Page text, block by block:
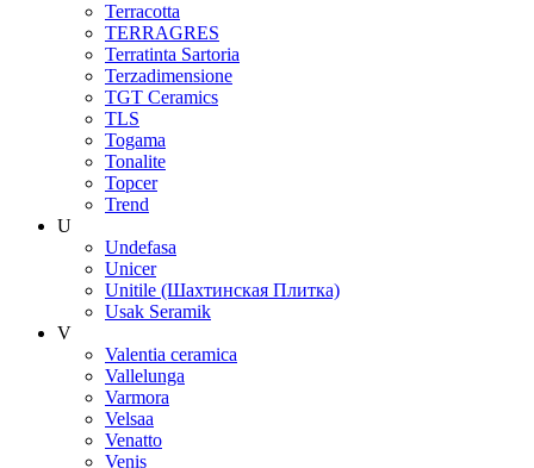
Terracotta
TERRAGRES
Terratinta Sartoria
Terzadimensione
TGT Ceramics
TLS
Togama
Tonalite
Topcer
Trend
U
Undefasa
Unicer
Unitile (Шахтинская Плитка)
Usak Seramik
V
Valentia ceramica
Vallelunga
Varmora
Velsaa
Venatto
Venis